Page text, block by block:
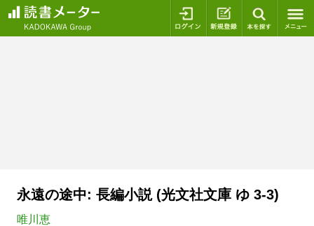
ログイン 新規登録
永遠の途中: 長編小説 (光文社文庫 ゆ 3-3)
唯川恵